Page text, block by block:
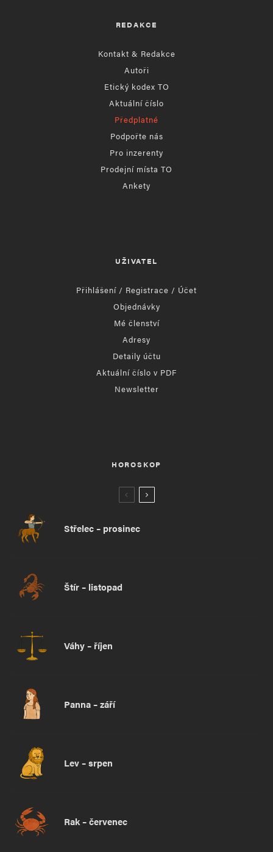
REDAKCE
Kontakt & Redakce
Autoři
Etický kodex TO
Aktuální číslo
Předplatné
Podpořte nás
Pro inzerenty
Prodejní místa TO
Ankety
UŽIVATEL
Přihlášení / Registrace / Účet
Objednávky
Mé členství
Adresy
Detaily účtu
Aktuální číslo v PDF
Newsletter
HOROSKOP
Střelec – prosinec
Štír – listopad
Váhy – říjen
Panna – září
Lev – srpen
Rak – červenec